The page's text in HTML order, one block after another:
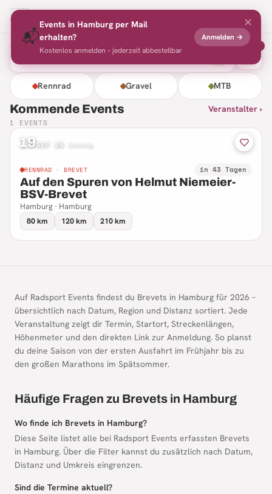
✕
📬
Events in Hamburgper Mail
erhalten?
Kostenlos anmelden – jederzeit abbestellbar
Anmelden →
Rennrad Gravel MTB
Kommende Events Veranstalter ›
1 EVENTS
19SEP 26 Samstag
RENNRAD · BREVET in 43 Tagen
Auf den Spuren von Helmut Niemeier-
BSV-Brevet
Hamburg · Hamburg
80 km
120 km 210 km
Auf Radsport Events findest du Brevets in Hamburg für 2026 –
übersichtlich nach Datum, Region und Distanz sortiert. Jede
Veranstaltung zeigt dir Termin, Startort, Streckenlängen,
Höhenmeter und den direkten Link zur Anmeldung. So planst
du deine Saison von der ersten Ausfahrt im Frühjahr bis zu
den großen Marathons im Spätsommer.
Häufige Fragen zu Brevets in Hamburg
Wo finde ich Brevets in Hamburg?
Diese Seite listet alle bei Radsport Events erfassten Brevets
in Hamburg. Über die Filter kannst du zusätzlich nach Datum,
Distanz und Umkreis eingrenzen.
Sind die Termine aktuell?